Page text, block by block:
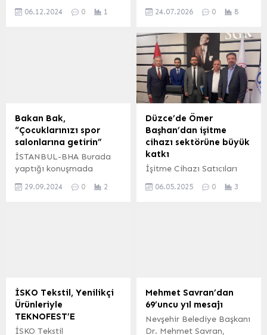
Aralık 2024 tarihinde saat
Aralık 2024...
06.12.2024 0 1
Başkanı Burhanettin
Cami-i Şerifi’nin yeniden
ibadete açılışının yıl
dönümüne özel bir
paylaşımda bulundu.
Duran, sosyal medya
hesabı üzerinden yaptığı
açıklamada, bu tarihi anın
milletin iradesinin bir
yansıması olduğunu
belirtti. Ayasofya’nın Asli
Temmuz 2020’de
Ayasofya-i Kebîr Cami-i
24.07.2026 0 8
Bakan Bak,
“Çocuklarınızı spor
salonlarına getirin”
İSTANBUL-BHA Burada
yaptığı konuşmada
Bak, “Çocuklarınızı spor
hastalıklarından uzak
tutar. Herkesi spor
yapmaya davet
29.09.2024 0 2
Düzce’de Ömer
Başhan’dan işitme
cihazı sektörüne büyük
katkı
İşitme Cihazı Satıcıları
Yönetim Kurulu Üyesi
önemli bir adım attı.
06.05.2025 0 3
İSKO Tekstil, Yenilikçi
Ürünleriyle
TEKNOFEST’E
İSKO Tekstil
Mehmet Savran’dan
69’uncu yıl mesajı
Nevşehir Belediye Başkanı
Dr. Mehmet Savran,